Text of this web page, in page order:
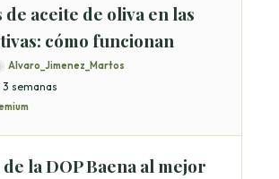
de aceite de oliva en las
cómo funcionan
Alvaro_Jimenez_Martos
3 semanas
la DOP Baena al mejor